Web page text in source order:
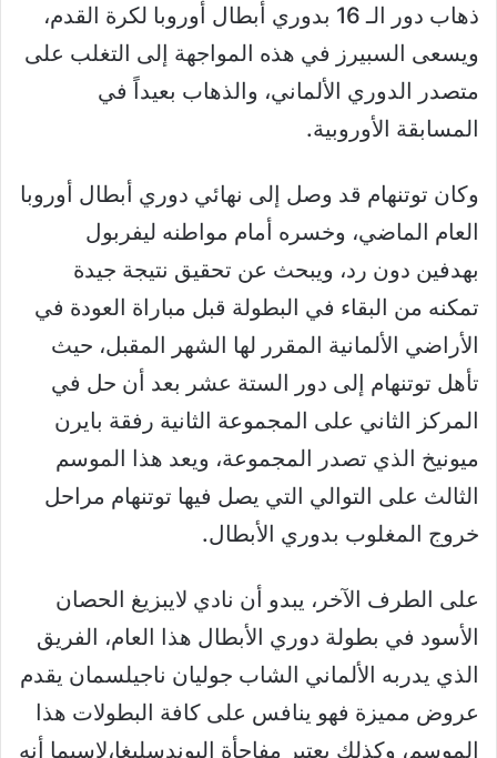
ذهاب دور الـ 16 بدوري أبطال أوروبا لكرة القدم،
ويسعى السبيرز في هذه المواجهة إلى التغلب على
متصدر الدوري الألماني، والذهاب بعيداً في
المسابقة الأوروبية.
وكان توتنهام قد وصل إلى نهائي دوري أبطال أوروبا
العام الماضي، وخسره أمام مواطنه ليفربول
بهدفين دون رد، ويبحث عن تحقيق نتيجة جيدة
تمكنه من البقاء في البطولة قبل مباراة العودة في
الأراضي الألمانية المقرر لها الشهر المقبل، حيث
تأهل توتنهام إلى دور الستة عشر بعد أن حل في
المركز الثاني على المجموعة الثانية رفقة بايرن
ميونيخ الذي تصدر المجموعة، ويعد هذا الموسم
الثالث على التوالي التي يصل فيها توتنهام مراحل
خروج المغلوب بدوري الأبطال.
على الطرف الآخر، يبدو أن نادي لايبزيغ الحصان
الأسود في بطولة دوري الأبطال هذا العام، الفريق
الذي يدربه الألماني الشاب جوليان ناجيلسمان يقدم
عروض مميزة فهو ينافس على كافة البطولات هذا
الموسم، وكذلك يعتبر مفاجأة البوندسليغا،لاسيما أنه